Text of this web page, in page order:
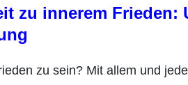
zu innerem Frieden: